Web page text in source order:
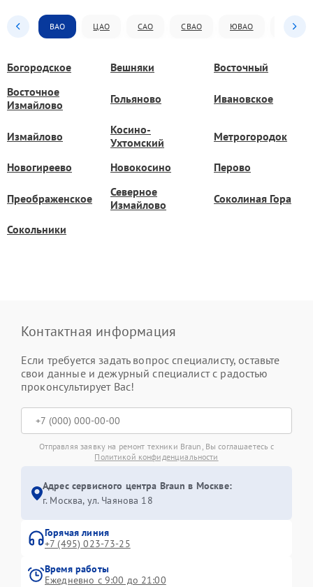
ВАО ЦАО САО СВАО ЮВАО ЮАО
Богородское Вешняки
Восточный
Восточное
Измайлово
Гольяново Ивановское
Измайлово
Косино-
Ухтомский
Метрогородок
Новогиреево Новокосино Перово
Преображенское
Северное
Измайлово
Соколиная Гора
Сокольники
Контактная информация
Если требуется задать вопрос специалисту, оставьте
свои данные и дежурный специалист с радостью
проконсультирует Вас!
Отправляя заявку на ремонт техники Braun, Вы соглашаетесь с
Политикой конфиденциальности
Адрес сервисного центра Braun в Москве:
г. Москва, ул. Чаянова 18
Горячая линия
+7 (495) 023-73-25
Время работы
Ежедневно с 9:00 до 21:00